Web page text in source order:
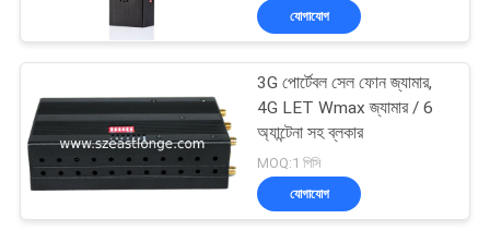
সাইট
ম্যাপ
PRIVACY
POLICY
জিপিএস সিগন্যাল জ্যামার
74
যোগাযোগ
3G পোর্টেবল সেল ফোন জ্যামার,
4G LET Wmax জ্যামার / 6
অ্যান্টেনা সহ ব্লকার
MOQ:1 পিসি
যোগাযোগ